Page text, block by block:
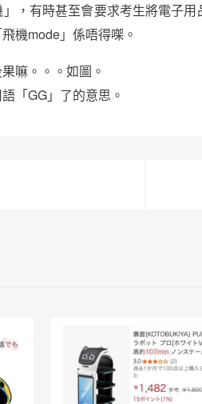
，有時甚至會要求考生將電子
機mode」係唔得㗎。
嘛。。。如圖。
「GG」了的意思。